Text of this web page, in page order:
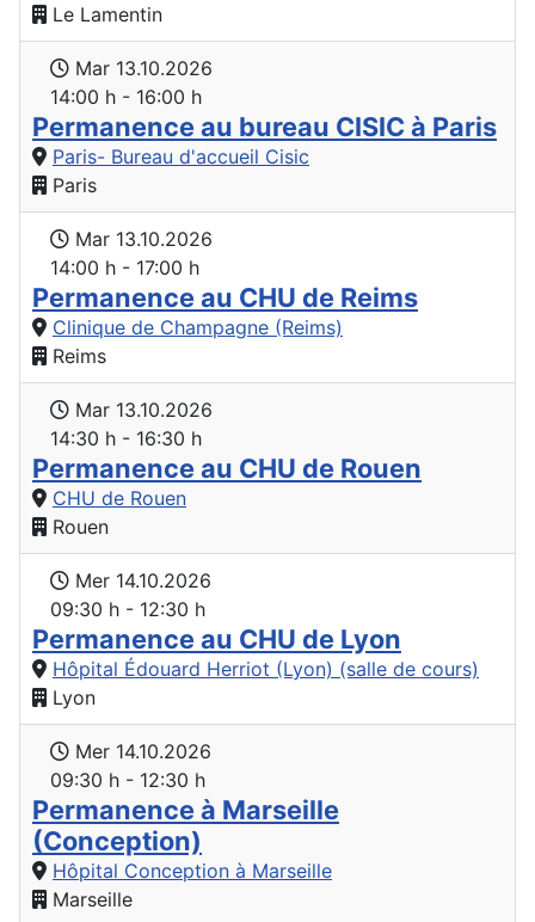
Le Lamentin
Mar 13.10.2026
14:00 h - 16:00 h
Permanence au bureau CISIC à Paris
Paris- Bureau d'accueil Cisic
Paris
Mar 13.10.2026
14:00 h - 17:00 h
Permanence au CHU de Reims
Clinique de Champagne (Reims)
Reims
Mar 13.10.2026
14:30 h - 16:30 h
Permanence au CHU de Rouen
CHU de Rouen
Rouen
Mer 14.10.2026
09:30 h - 12:30 h
Permanence au CHU de Lyon
Hôpital Édouard Herriot (Lyon) (salle de cours)
Lyon
Mer 14.10.2026
09:30 h - 12:30 h
Permanence à Marseille
(Conception)
Hôpital Conception à Marseille
Marseille